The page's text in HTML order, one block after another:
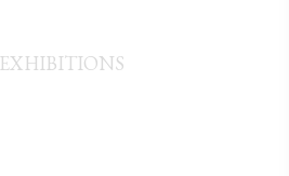
EXHIBITIONS